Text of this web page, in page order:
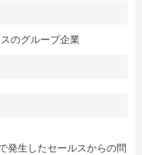
のグループ企業
発生したセールスからの問